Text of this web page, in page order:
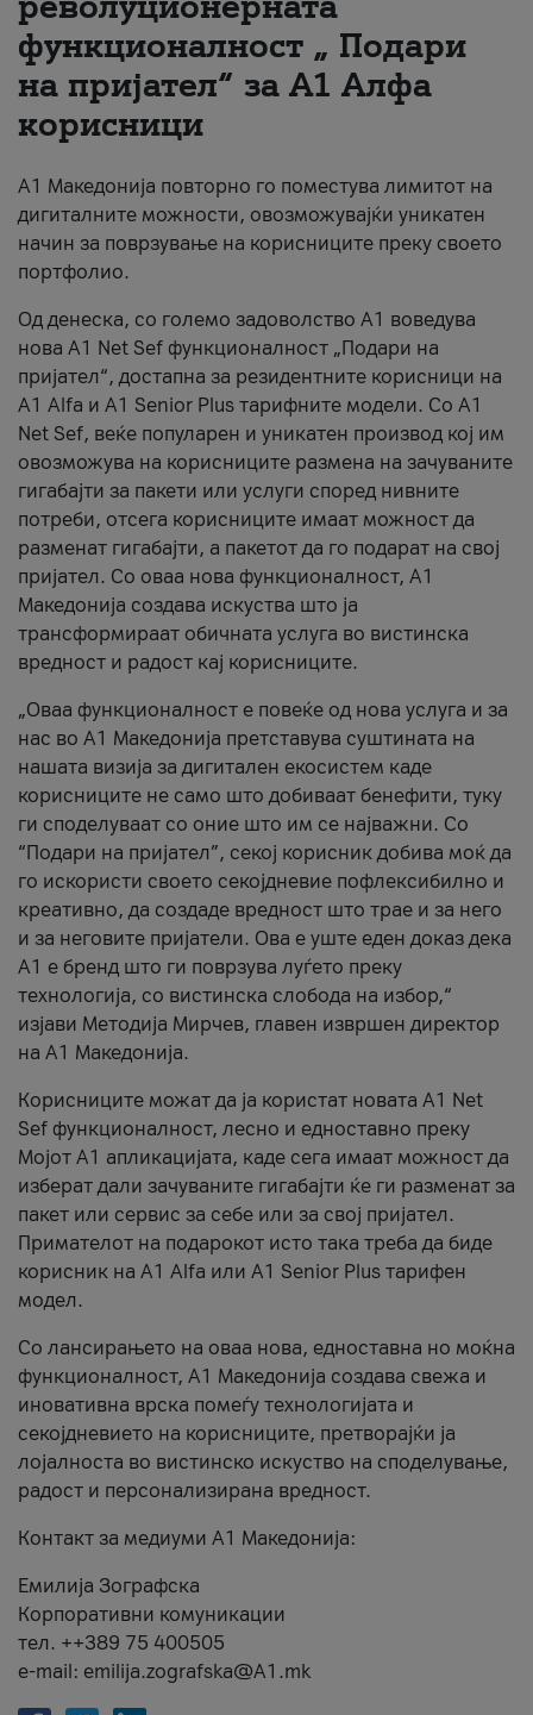
За нас
#ПодобарОнлајн
функционалност „ Подари
на пријател“ за А1 Алфа
корисници
А1 Македонија повторно го поместува лимитот на
дигиталните можности, овозможувајќи уникатен
начин за поврзување на корисниците преку своето
портфолио.
Од денеска, со големо задоволство А1 воведува
нова A1 Net Sef функционалност „Подари на
пријател“, достапна за резидентните корисници на
А1 Alfa и A1 Senior Plus тарифните модели. Со A1
Net Sef, веќе популарен и уникатен производ кој им
овозможува на корисниците размена на зачуваните
гигабајти за пакети или услуги според нивните
потреби, отсега корисниците имаат можност да
разменат гигабајти, а пакетот да го подарат на свој
пријател. Со оваа нова функционалност, А1
Македонија создава искуства што ја
трансформираат обичната услуга во вистинска
вредност и радост кај корисниците.
„Оваа функционалност е повеќе од нова услуга и за
нас во А1 Македонија претставува суштината на
нашата визија за дигитален екосистем каде
корисниците не само што добиваат бенефити, туку
ги споделуваат со оние што им се најважни. Со
“Подари на пријател”, секој корисник добива моќ да
го искористи своето секојдневие пофлексибилно и
креативно, да создаде вредност што трае и за него
и за неговите пријатели. Ова е уште еден доказ дека
А1 е бренд што ги поврзува луѓето преку
технологија, со вистинска слобода на избор,“
изјави Методија Мирчев, главен извршен директор
на А1 Македонија.
Корисниците можат да ја користат новата А1 Net
Sef функционалност, лесно и едноставно преку
Мојот А1 апликацијата, каде сега имаат можност да
изберат дали зачуваните гигабајти ќе ги разменат за
пакет или сервис за себе или за свој пријател.
Примателот на подарокот исто така треба да биде
корисник на А1 Alfa или A1 Senior Plus тарифен
модел.
Со лансирањето на оваа нова, едноставна но моќна
функционалност, А1 Македонија создава свежа и
иновативна врска помеѓу технологијата и
секојдневието на корисниците, претворајќи ја
лојалноста во вистинско искуство на споделување,
радост и персонализирана вредност.
Контакт за медиуми А1 Македонија:
Емилија Зографска
Корпоративни комуникации
тел. ++389 75 400505
e-mail: emilija.zografska@A1.mk